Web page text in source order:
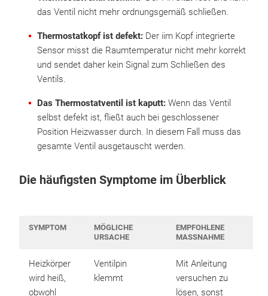
das Ventil nicht mehr ordnungsgemäß schließen.
Thermostatkopf ist defekt: Der iim Kopf integrierte
Sensor misst die Raumtemperatur nicht mehr korrekt
und sendet daher kein Signal zum Schließen des
Ventils.
Das Thermostatventil ist kaputt: Wenn das Ventil
selbst defekt ist, fließt auch bei geschlossener
Position Heizwasser durch. In diesem Fall muss das
gesamte Ventil ausgetauscht werden.
Die häufigsten Symptome im Überblick
SYMPTOM
MÖGLICHE
URSACHE
EMPFOHLENE
MASSNAHME
Heizkörper
wird heiß,
obwohl
Ventilpin
klemmt
Mit Anleitung
versuchen zu
lösen, sonst